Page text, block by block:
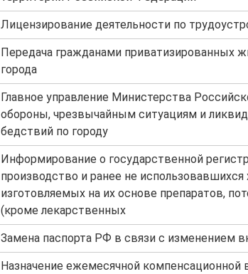
Лицензирование деятельности по
Передача гражданами приватизированных
города
Главное управление Министерства
обороны, чрезвычайным ситуациям и
бедствий по городу
Информирование о государственной
производство и ранее не
изготовляемых на их основе препаратов,
(кроме лекарственных
Замена паспорта РФ в связи с изменением
Назначение ежемесячной